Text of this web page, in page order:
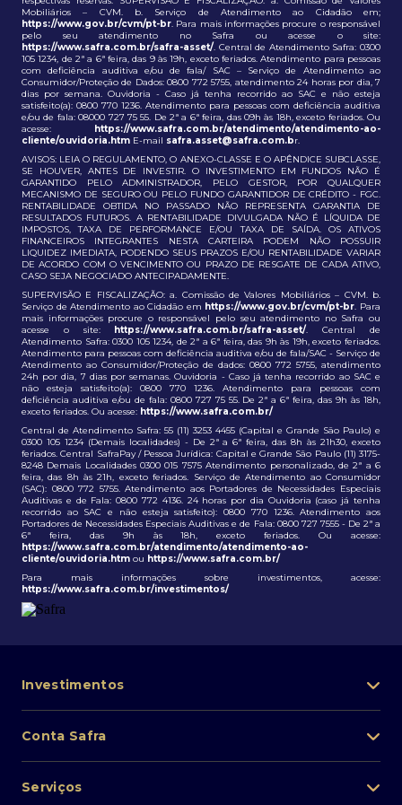
Mobiliários – CVM. b. Serviço de Atendimento ao Cidadão em;
https://www.gov.br/cvm/pt-br. Para mais informações procure o responsável
pelo seu atendimento no Safra ou acesse o site:
https://www.safra.com.br/safra-asset/. Central de Atendimento Safra: 0300
105 1234, de 2ª a 6ª feira, das 9 às 19h, exceto feriados. Atendimento para pessoas
com deficiência auditiva e/ou de fala/ SAC – Serviço de Atendimento ao
Consumidor/Proteção de Dados: 0800 772 5755, atendimento 24 horas por dia, 7
dias por semana. Ouvidoria - Caso já tenha recorrido ao SAC e não esteja
satisfeito(a): 0800 770 1236. Atendimento para pessoas com deficiência auditiva
e/ou de fala: 08000 727 75 55. De 2ª a 6ª feira, das 09h às 18h, exceto feriados. Ou
acesse: https://www.safra.com.br/atendimento/atendimento-ao-
cliente/ouvidoria.htm E-mail safra.asset@safra.com.br.
AVISOS: LEIA O REGULAMENTO, O ANEXO-CLASSE E O APÊNDICE SUBCLASSE,
SE HOUVER, ANTES DE INVESTIR. O INVESTIMENTO EM FUNDOS NÃO É
GARANTIDO PELO ADMINISTRADOR, PELO GESTOR, POR QUALQUER
MECANISMO DE SEGURO OU PELO FUNDO GARANTIDOR DE CRÉDITO - FGC.
RENTABILIDADE OBTIDA NO PASSADO NÃO REPRESENTA GARANTIA DE
RESULTADOS FUTUROS. A RENTABILIDADE DIVULGADA NÃO É LÍQUIDA DE
IMPOSTOS, TAXA DE PERFORMANCE E/OU TAXA DE SAÍDA. OS ATIVOS
FINANCEIROS INTEGRANTES NESTA CARTEIRA PODEM NÃO POSSUIR
LIQUIDEZ IMEDIATA, PODENDO SEUS PRAZOS E/OU RENTABILIDADE VARIAR
DE ACORDO COM O VENCIMENTO OU PRAZO DE RESGATE DE CADA ATIVO,
CASO SEJA NEGOCIADO ANTECIPADAMENTE.
SUPERVISÃO E FISCALIZAÇÃO: a. Comissão de Valores Mobiliários – CVM. b.
Serviço de Atendimento ao Cidadão em https://www.gov.br/cvm/pt-br. Para
mais informações procure o responsável pelo seu atendimento no Safra ou
acesse o site: https://www.safra.com.br/safra-asset/. Central de
Atendimento Safra: 0300 105 1234, de 2ª a 6ª feira, das 9h às 19h, exceto feriados.
Atendimento para pessoas com deficiência auditiva e/ou de fala/SAC - Serviço de
Atendimento ao Consumidor/Proteção de dados: 0800 772 5755, atendimento
24h por dia, 7 dias por semanas. Ouvidoria - Caso já tenha recorrido ao SAC e
não esteja satisfeito(a): 0800 770 1236. Atendimento para pessoas com
deficiência auditiva e/ou de fala: 0800 727 75 55. De 2ª a 6ª feira, das 9h às 18h,
exceto feriados. Ou acesse: https://www.safra.com.br/
Central de Atendimento Safra: 55 (11) 3253 4455 (Capital e Grande São Paulo) e
0300 105 1234 (Demais localidades) - De 2ª a 6ª feira, das 8h às 21h30, exceto
feriados. Central SafraPay / Pessoa Jurídica: Capital e Grande São Paulo (11) 3175-
8248 Demais Localidades 0300 015 7575 Atendimento personalizado, de 2ª a 6
feira, das 8h às 21h, exceto feriados. Serviço de Atendimento ao Consumidor
(SAC): 0800 772 5755. Atendimento aos Portadores de Necessidades Especiais
Auditivas e de Fala: 0800 772 4136. 24 horas por dia Ouvidoria (caso já tenha
recorrido ao SAC e não esteja satisfeito): 0800 770 1236. Atendimento aos
Portadores de Necessidades Especiais Auditivas e de Fala: 0800 727 7555 - De 2ª a
6ª feira, das 9h às 18h, exceto feriados. Ou acesse:
https://www.safra.com.br/atendimento/atendimento-ao-
cliente/ouvidoria.htm ou https://www.safra.com.br/
Para mais informações sobre investimentos, acesse:
https://www.safra.com.br/investimentos/
Investimentos
Lista de fundos de investimento
Conta Safra
Pessoa Física
Serviços